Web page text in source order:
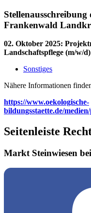
Frankenwald
02. Oktober 2025:
Landschaftspflege (m/w/d)
Sonstiges
Nähere Informationen
https://www.oekologische-
bildungsstaette.de/
Seitenleiste
Markt Steinwiesen